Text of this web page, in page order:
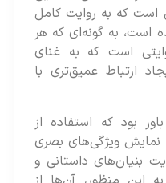
به روایت کامل
به گونه‌ای که هر
که به غنای
عمیق‌تری با
که استفاده از
ویژگی‌های بصری
داستانی و